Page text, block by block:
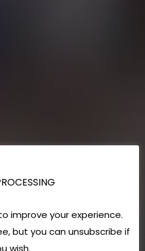
improve your experience.
but you can unsubscribe if